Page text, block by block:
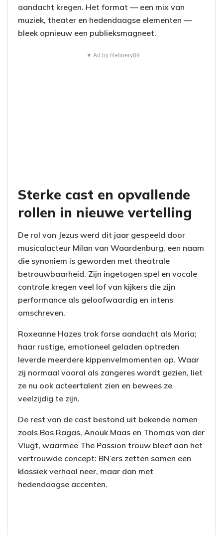
aandacht kregen. Het format — een mix van
muziek, theater en hedendaagse elementen —
bleek opnieuw een publieksmagneet.
▼ Ad by Refinery89
Sterke cast en opvallende
rollen in nieuwe vertelling
De rol van Jezus werd dit jaar gespeeld door
musicalacteur Milan van Waardenburg, een naam
die synoniem is geworden met theatrale
betrouwbaarheid. Zijn ingetogen spel en vocale
controle kregen veel lof van kijkers die zijn
performance als geloofwaardig en intens
omschreven.
Roxeanne Hazes trok forse aandacht als Maria;
haar rustige, emotioneel geladen optreden
leverde meerdere kippenvelmomenten op. Waar
zij normaal vooral als zangeres wordt gezien, liet
ze nu ook acteertalent zien en bewees ze
veelzijdig te zijn.
De rest van de cast bestond uit bekende namen
zoals Bas Ragas, Anouk Maas en Thomas van der
Vlugt, waarmee The Passion trouw bleef aan het
vertrouwde concept: BN’ers zetten samen een
klassiek verhaal neer, maar dan met
hedendaagse accenten.